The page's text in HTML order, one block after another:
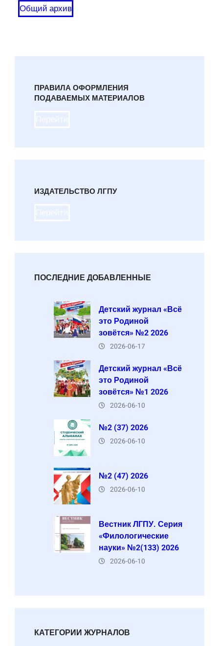
Общий архив
ПРАВИЛА ОФОРМЛЕНИЯ
ПОДАВАЕМЫХ МАТЕРИАЛОВ
ИЗДАТЕЛЬСТВО ЛГПУ
ПОСЛЕДНИЕ ДОБАВЛЕННЫЕ
Детский журнал «Всё
это Родиной
зовётся» №2 2026
2026-06-17
Детский журнал «Всё
это Родиной
зовётся» №1 2026
2026-06-10
№2 (37) 2026
2026-06-10
№2 (47) 2026
2026-06-10
Вестник ЛГПУ. Серия
«Филологические
науки» №2(133) 2026
2026-06-10
КАТЕГОРИИ ЖУРНАЛОВ